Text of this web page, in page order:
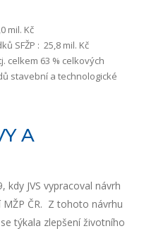
mil. Kč
SFŽP : 25,8 mil. Kč
celkem 63 % celkových
stavební a technologické
A
kdy JVS vypracoval návrh
ČR. Z tohoto návrhu
týkala zlepšení životního